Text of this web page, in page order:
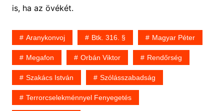
is, ha az övékét.
Aranykonvoj Btk. 316. § Magyar Péter
Megafon Orbán Viktor Rendőrség
Szakács István Szólásszabadság
Terrorcselekménnyel Fenyegetés